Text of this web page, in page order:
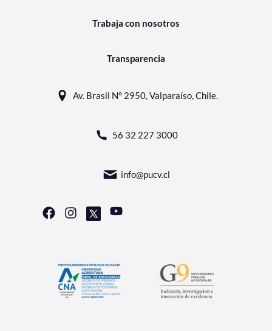
Trabaja con nosotros
Transparencia
Av. Brasil N° 2950, Valparaíso, Chile.
56 32 227 3000
info@pucv.cl